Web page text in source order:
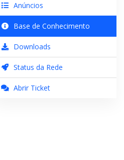
Anúncios
Base de Conhecimento
Downloads
Status da Rede
Abrir Ticket